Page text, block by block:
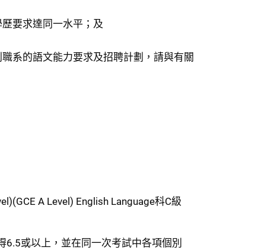
要求達同一水平；及
系的語文能力要求及招聘計劃，請與有關
A Level) English Language科C級
6.5或以上，並在同一次考試中各項個別